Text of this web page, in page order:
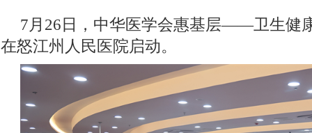
7月26日，中华医学会惠基层——卫生健
在怒江州人民医院启动。